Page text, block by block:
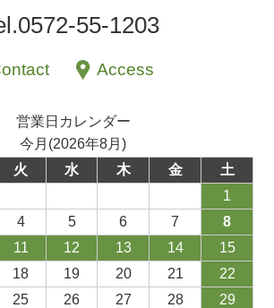
55-1203
Access
営業日カレンダー
今月(2026年8月)
火 水 木 金
土
1
4 5 6 7
8
11 12 13 14
15
18 19 20 21
22
25 26 27 28 29